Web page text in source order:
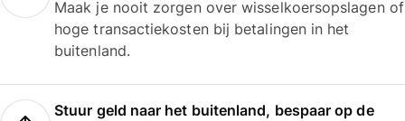
Maak je nooit zorgen over wisselkoersopslagen of
hoge transactiekosten bij betalingen in het
buitenland.
Stuur geld naar het buitenland, bespaar op de